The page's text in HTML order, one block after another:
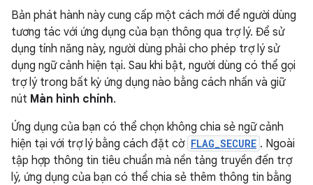
Bản phát hành này cung cấp một cách mới để người dùng
tương tác với ứng dụng của bạn thông qua trợ lý. Để sử
dụng tính năng này, người dùng phải cho phép trợ lý sử
dụng ngữ cảnh hiện tại. Sau khi bật, người dùng có thể gọi
trợ lý trong bất kỳ ứng dụng nào bằng cách nhấn và giữ
nút Màn hình chính.
Ứng dụng của bạn có thể chọn không chia sẻ ngữ cảnh
hiện tại với trợ lý bằng cách đặt cờ FLAG_SECURE . Ngoài
tập hợp thông tin tiêu chuẩn mà nền tảng truyền đến trợ
lý, ứng dụng của bạn có thể chia sẻ thêm thông tin bằng